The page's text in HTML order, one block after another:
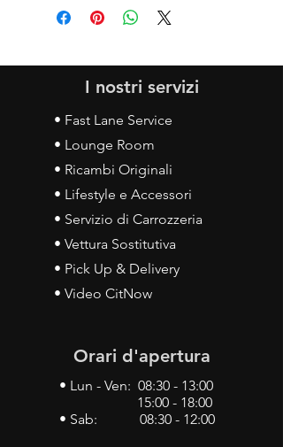
I nostri servizi
• Fast Lane Service
• Lounge Room
• Ricambi Originali
• Lifestyle e Accessori
• Servizio di Carrozzeria
• Vettura Sostitutiva
• Pick Up & Delivery
• Video CitNow
Orari d'apertura
• Lun - Ven: 08:30 - 13:00
15:00 - 18:00
• Sab: 08:30 - 12:00